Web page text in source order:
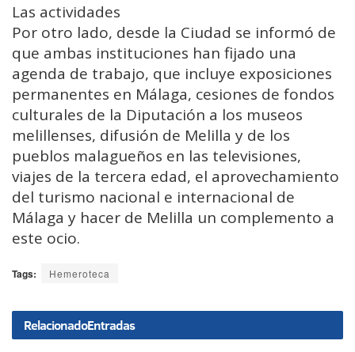
Las actividades
Por otro lado, desde la Ciudad se informó de
que ambas instituciones han fijado una
agenda de trabajo, que incluye exposiciones
permanentes en Málaga, cesiones de fondos
culturales de la Diputación a los museos
melillenses, difusión de Melilla y de los
pueblos malagueños en las televisiones,
viajes de la tercera edad, el aprovechamiento
del turismo nacional e internacional de
Málaga y hacer de Melilla un complemento a
este ocio.
Tags: Hemeroteca
RelacionadoEntradas